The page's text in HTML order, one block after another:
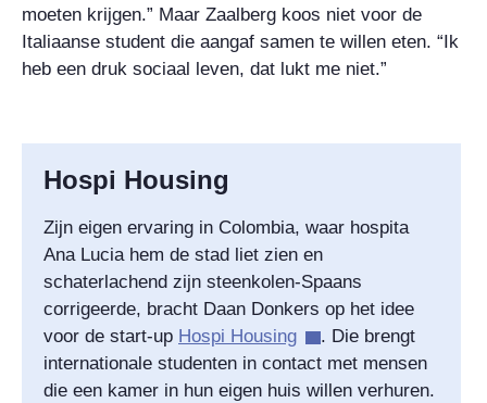
moeten krijgen.” Maar Zaalberg koos niet voor de
Italiaanse student die aangaf samen te willen eten. “Ik
heb een druk sociaal leven, dat lukt me niet.”
Hospi Housing
Zijn eigen ervaring in Colombia, waar hospita
Ana Lucia hem de stad liet zien en
schaterlachend zijn steenkolen-Spaans
corrigeerde, bracht Daan Donkers op het idee
voor de start-up Hospi Housing
. Die brengt
internationale studenten in contact met mensen
die een kamer in hun eigen huis willen verhuren.